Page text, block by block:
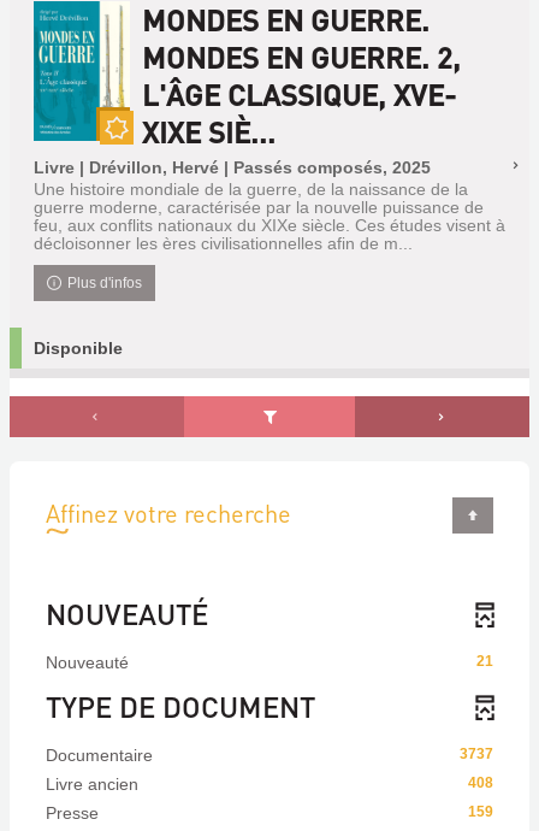
Nouveauté
MONDES EN GUERRE.
MONDES EN GUERRE. 2,
L'ÂGE CLASSIQUE, XVE-
XIXE SIÈ...
Livre | Drévillon, Hervé | Passés composés, 2025
Une histoire mondiale de la guerre, de la naissance de la
guerre moderne, caractérisée par la nouvelle puissance de
feu, aux conflits nationaux du XIXe siècle. Ces études visent à
décloisonner les ères civilisationnelles afin de m...
Plus d'infos
Disponible
Affinez votre recherche
NOUVEAUTÉ
21
Nouveauté
TYPE DE DOCUMENT
3737
Documentaire
408
Livre ancien
159
Presse